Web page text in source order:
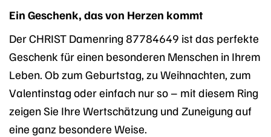
Ein Geschenk, das von Herzen kommt
Der CHRIST Damenring 87784649 ist das perfekte
Geschenk für einen besonderen Menschen in Ihrem
Leben. Ob zum Geburtstag, zu Weihnachten, zum
Valentinstag oder einfach nur so – mit diesem Ring
zeigen Sie Ihre Wertschätzung und Zuneigung auf
eine ganz besondere Weise.